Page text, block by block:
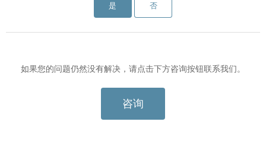
是 否
如果您的问题仍然没有解决，请点击下方咨询按钮联系我们。
咨询